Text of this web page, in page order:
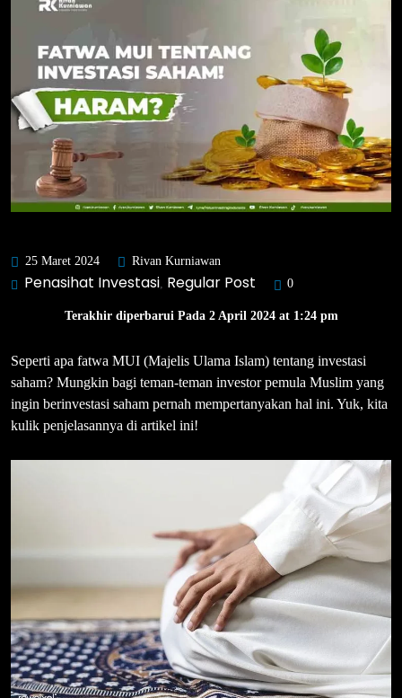
25 Maret 2024 Rivan Kurniawan
Penasihat Investasi Regular Post 0
Terakhir diperbarui Pada 2 April 2024 at 1:24 pm
Seperti apa fatwa MUI (Majelis Ulama Islam) tentang investasi
saham? Mungkin bagi teman-teman investor pemula Muslim yang
ingin berinvestasi saham pernah mempertanyakan hal ini. Yuk, kita
kulik penjelasannya di artikel ini!